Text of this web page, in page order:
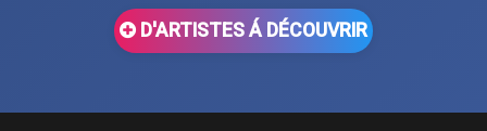
D'ARTISTES Á DÉCOUVRIR